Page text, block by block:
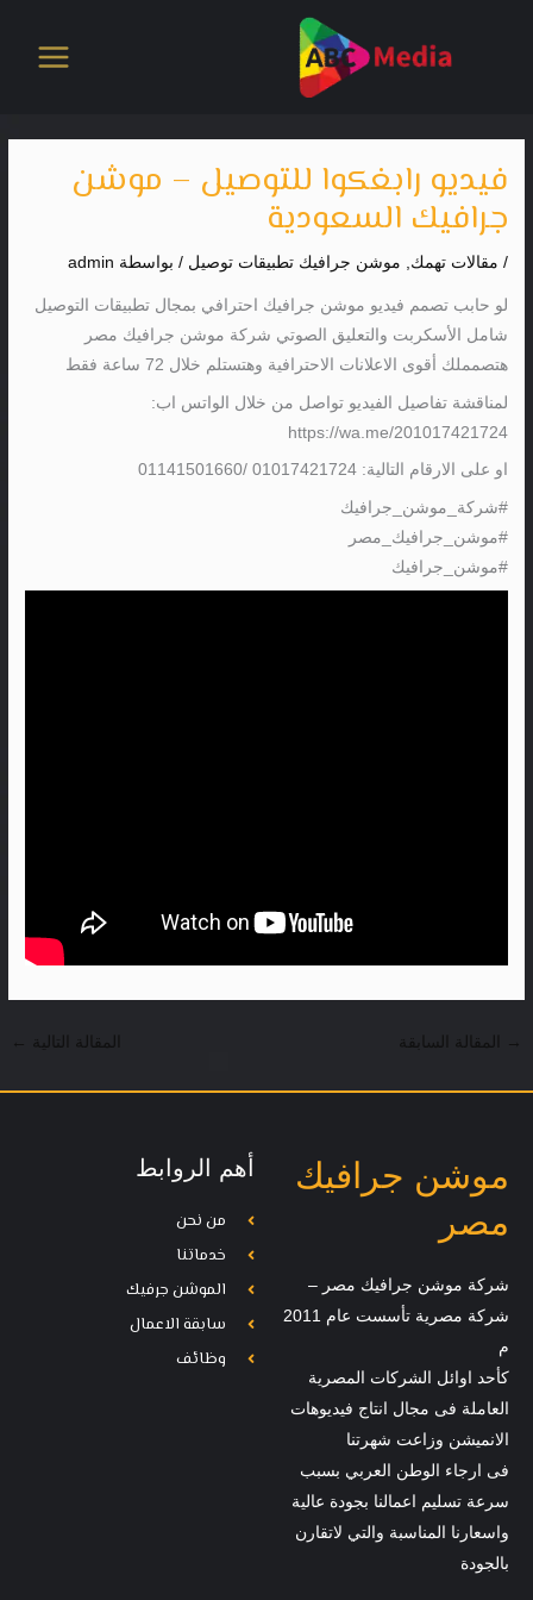
فيديو رابغكوا للتوصيل – موشن
جرافيك السعودية
/ مقالات تهمك, موشن جرافيك تطبيقات توصيل / بواسطة admin
لو حابب تصمم فيديو موشن جرافيك احترافي بمجال تطبيقات التوصيل
شامل الأسكربت والتعليق الصوتي شركة موشن جرافيك مصر
هتصمملك أقوى الاعلانات الاحترافية وهتستلم خلال 72 ساعة فقط
لمناقشة تفاصيل الفيديو تواصل من خلال الواتس اب:
https://wa.me/201017421724
او على الارقام التالية: 01017421724 /01141501660
#شركة_موشن_جرافيك
#موشن_جرافيك_مصر
#موشن_جرافيك
→ المقالة السابقة المقالة التالية ←
موشن جرافيك
مصر
شركة موشن جرافيك مصر –
شركة مصرية تأسست عام 2011
م
كأحد اوائل الشركات المصرية
العاملة فى مجال انتاج فيديوهات
الانميشن وزاعت شهرتنا
فى ارجاء الوطن العربي بسبب
سرعة تسليم اعمالنا بجودة عالية
واسعارنا المناسبة والتي لاتقارن
بالجودة
أهم الروابط
من نحن
خدماتنا
الموشن جرفيك
سابقة الاعمال
وظائف